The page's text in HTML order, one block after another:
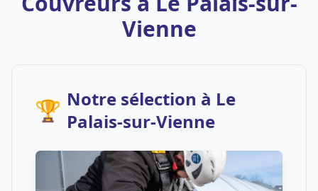
Vienne
🏆 Notre sélection à Le
Palais-sur-Vienne